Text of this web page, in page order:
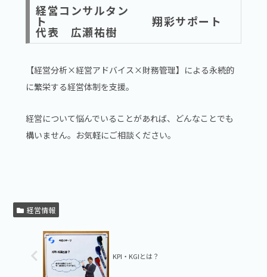
経営コンサルタン
ト 翔彩サポート
代表 広瀬祐樹
【経営分析×経営アドバイス×財務管理】による永続的
に繁栄する経営体制を支援。
経営について悩んでいることがあれば、どんなことでも
構いません。お気軽にご相談ください。
経営情報
KPI・KGIとは？